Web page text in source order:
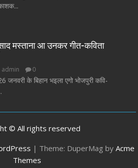
मस्ताना आ उनकर गीत-कविता
admin 0
जनवरी के बिहान भइला एगो भोजपुरी कवि-
© All rights reserved
| Theme: DuperMag by Acme
Themes